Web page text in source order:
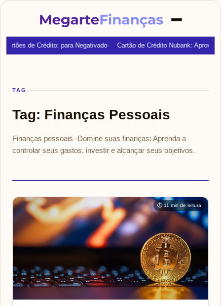
Cartões de Crédito: para Negativado Cartão de Crédito Nubank:
TAG
Tag: Finanças Pessoais
Finanças pessoais -Domine suas finanças: Aprenda a
controlar seus gastos, investir e alcançar seus objetivos.
⏱ 11 min de leitura